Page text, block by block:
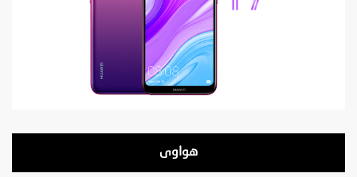
هواوى